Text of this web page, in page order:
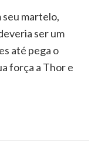
seu martelo,
ser um
até pega o
força a Thor e